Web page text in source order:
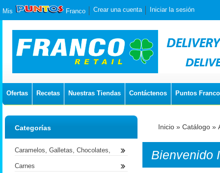
Mis Franco Crear una cuenta Iniciar la sesión
Ofertas Recetas Nuestras Tiendas Contáctenos Puntos Franco
Inicio » Catálogo »
Bienvenido
Categorías
Caramelos, Galletas, Chocolates,
Carnes